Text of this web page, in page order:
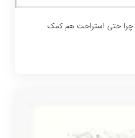
چرا حتی استراحت هم کمک